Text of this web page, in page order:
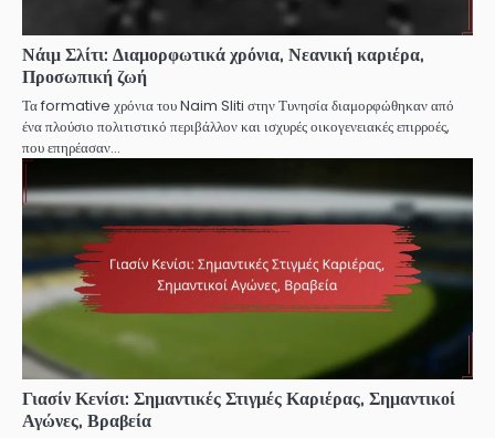
Νάιμ Σλίτι: Διαμορφωτικά χρόνια, Νεανική καριέρα,
Προσωπική ζωή
Τα formative χρόνια του Naim Sliti στην Τυνησία διαμορφώθηκαν από
ένα πλούσιο πολιτιστικό περιβάλλον και ισχυρές οικογενειακές επιρροές,
που επηρέασαν…
Γιασίν Κενίσι: Σημαντικές Στιγμές Καριέρας, Σημαντικοί
Αγώνες, Βραβεία